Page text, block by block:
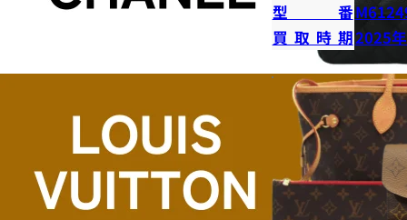
型番
買取時期2025